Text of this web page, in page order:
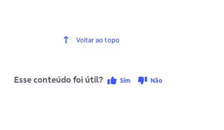
Voltar ao topo
Esse conteúdo foi útil? Sim Não